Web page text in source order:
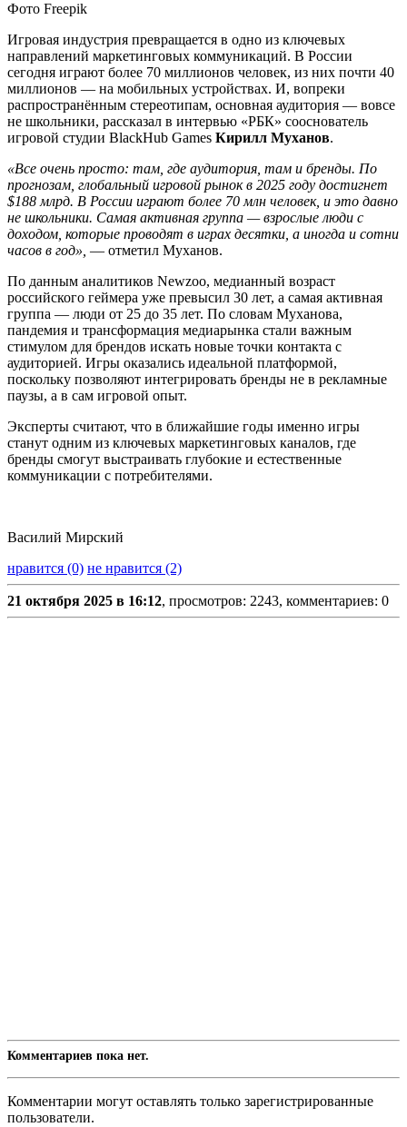
Фото Freepik
Игровая индустрия превращается в одно из ключевых
направлений маркетинговых коммуникаций. В России
сегодня играют более 70 миллионов человек, из них почти 40
миллионов — на мобильных устройствах. И, вопреки
распространённым стереотипам, основная аудитория — вовсе
не школьники, рассказал в интервью «РБК» сооснователь
игровой студии BlackHub Games Кирилл Муханов.
«Все очень просто: там, где аудитория, там и бренды. По
прогнозам, глобальный игровой рынок в 2025 году достигнет
$188 млрд. В России играют более 70 млн человек, и это давно
не школьники. Самая активная группа — взрослые люди с
доходом, которые проводят в играх десятки, а иногда и сотни
часов в год», — отметил Муханов.
По данным аналитиков Newzoo, медианный возраст
российского геймера уже превысил 30 лет, а самая активная
группа — люди от 25 до 35 лет. По словам Муханова,
пандемия и трансформация медиарынка стали важным
стимулом для брендов искать новые точки контакта с
аудиторией. Игры оказались идеальной платформой,
поскольку позволяют интегрировать бренды не в рекламные
паузы, а в сам игровой опыт.
Эксперты считают, что в ближайшие годы именно игры
станут одним из ключевых маркетинговых каналов, где
бренды смогут выстраивать глубокие и естественные
коммуникации с потребителями.
Василий Мирский
нравится (0) не нравится (2)
21 октября 2025 в 16:12, просмотров: 2243, комментариев: 0
Комментариев пока нет.
Комментарии могут оставлять только зарегистрированные
пользователи.